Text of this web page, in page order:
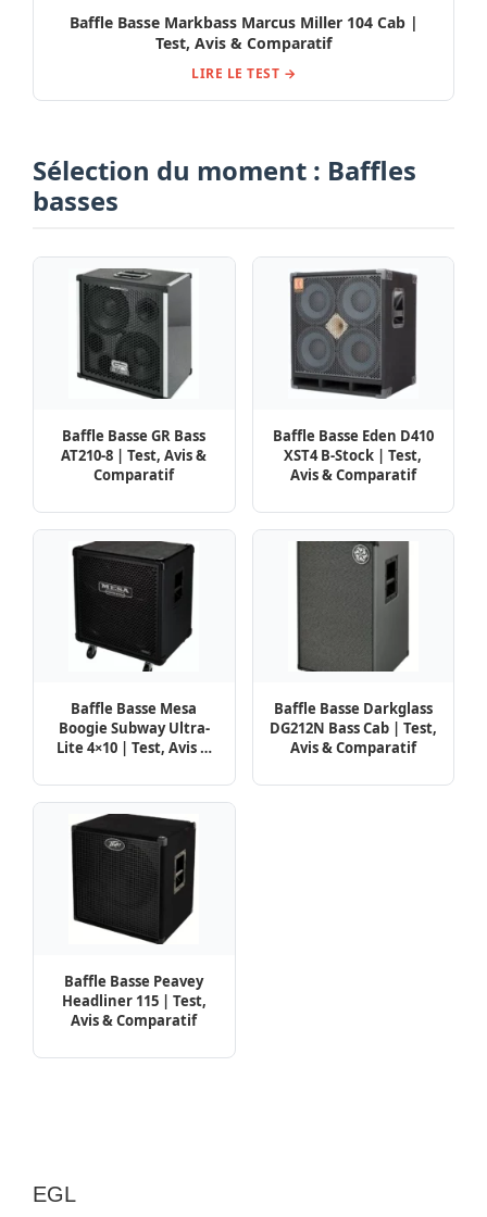
Baffle Basse Markbass Marcus Miller 104 Cab |
Test, Avis & Comparatif
LIRE LE TEST →
Sélection du moment : Baffles
basses
Baffle Basse GR Bass
AT210-8 | Test, Avis &
Comparatif
Baffle Basse Eden D410
XST4 B-Stock | Test,
Avis & Comparatif
Baffle Basse Mesa
Boogie Subway Ultra-
Lite 4×10 | Test, Avis &
Baffle Basse Darkglass
DG212N Bass Cab | Test,
Avis & Comparatif
Baffle Basse Peavey
Headliner 115 | Test,
Avis & Comparatif
EGL